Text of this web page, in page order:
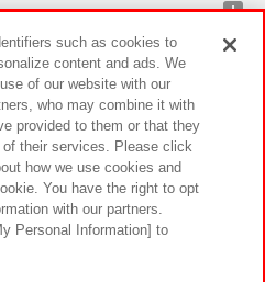
リティ サイトポリシー
ブアクセシビリティ方針と検証結果
such as cookies to
content and ads. We
of our website with our
who may combine it with
provided to them or that they
their services. Please click
how we use cookies and
You have the right to opt
with our partners.
Personal Information] to